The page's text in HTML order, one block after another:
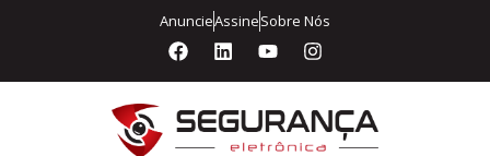
AnuncieAssineSobre Nós